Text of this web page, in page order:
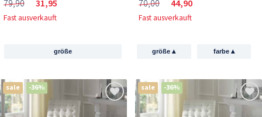
79,90 31,95
Fast ausverkauft
größe
70,00 44,90
Fast ausverkauft
größe▴ farbe ▴
sale -36% sale -36%